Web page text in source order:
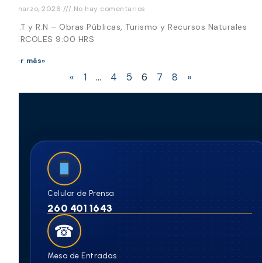
18 marzo, 2026 No hay comentarios
O.P.T y R.N – Obras Públicas, Turismo y Recursos Naturales
MIÉRCOLES 9:00 HRS
Leer más»
« 1 … 4 5 6 7 8 »
Celular de Prensa
260 401 1643
☎
Mesa de Entradas